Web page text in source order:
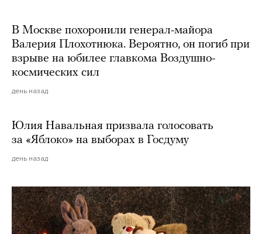
В Москве похоронили генерал-майора
Валерия Плохотнюка. Вероятно, он погиб при
взрыве на юбилее главкома Воздушно-
космических сил
день назад
Юлия Навальная призвала голосовать
за «Яблоко» на выборах в Госдуму
день назад